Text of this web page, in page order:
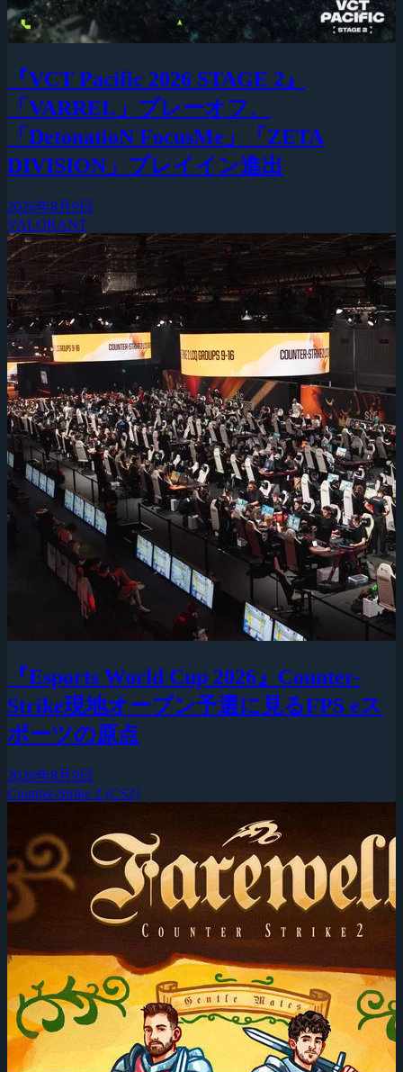
『VCT Pacific 2026 STAGE 2』
「VARREL」プレーオフ、
「DetonatioN FocusMe」「ZETA
DIVISION」プレイイン進出
2026年8月9日
VALORANT
『Esports World Cup 2026』Counter-
Strike現地オープン予選に見るFPS eス
ポーツの原点
2026年8月9日
Counter-Strike 2 (CS2)